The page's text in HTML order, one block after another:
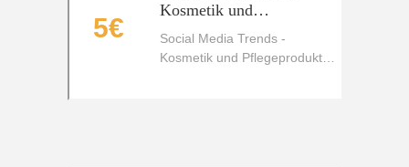
5€
Kosmetik und
Pflegeprodukte schon ab
5€
Social Media Trends -
Kosmetik und Pflegeprodukte